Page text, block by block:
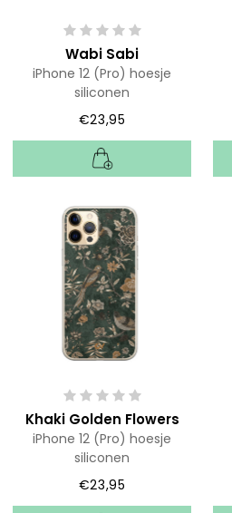
Wabi Sabi
iPhone 12 (Pro) hoesje
siliconen
€23,95
Khaki Golden Flowers
iPhone 12 (Pro) hoesje
siliconen
€23,95